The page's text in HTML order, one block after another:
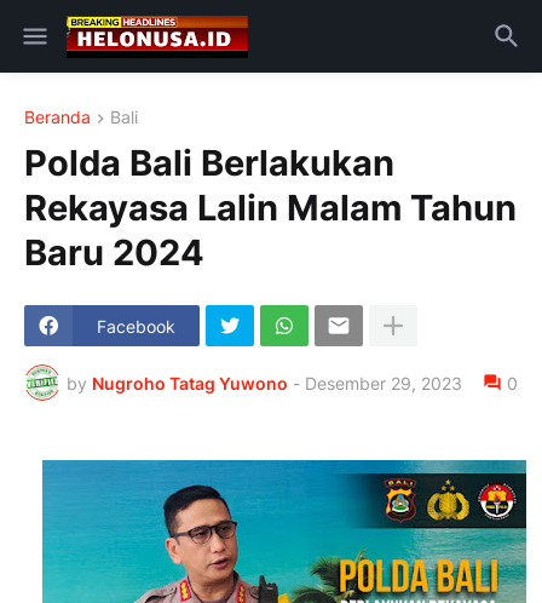
Beranda Bali
Polda Bali Berlakukan
Rekayasa Lalin Malam Tahun
Baru 2024
Facebook
by Nugroho Tatag Yuwono - Desember 29, 2023 0